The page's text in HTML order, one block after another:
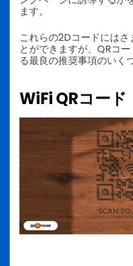
ます。
これらの2Dコードには
とができますが、QRコ
る最良の推奨事項のいく
WiFi QRコード